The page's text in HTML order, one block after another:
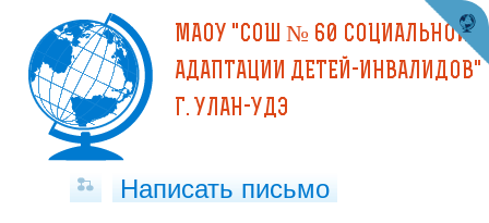
МАОУ "СОШ № 60 СОЦИАЛЬНОЙ
АДАПТАЦИИ ДЕТЕЙ-ИНВАЛИДОВ"
Г. УЛАН-УДЭ
Написать письмо